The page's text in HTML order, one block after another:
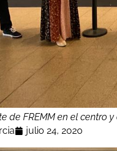
de FREMM en el centro
julio 24, 2020